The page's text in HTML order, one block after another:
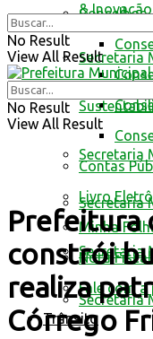
Conselhos
Contas
Livro
Minha
Nota
Fale com
Trânsito
& Inovação
Secretaria
Secretaria
Secretaria
Secretaria
Secretaria
No Result
View All Result
No Result
View All Result
Prefeitura
constrói
realiza
Córrego